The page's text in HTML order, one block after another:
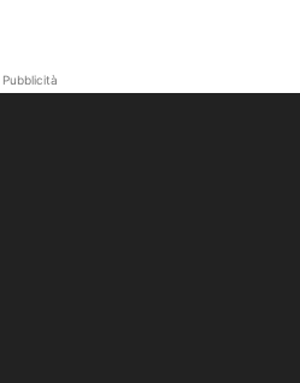
Pubblicità